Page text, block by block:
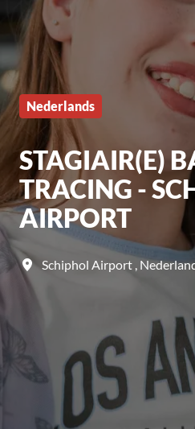
Nederlands
STAGIAIR(E)
TRACING -
AIRPORT
Schiphol Airport ,